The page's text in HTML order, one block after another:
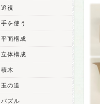
追視
手を使う
平面構成
立体構成
積木
玉の道
パズル